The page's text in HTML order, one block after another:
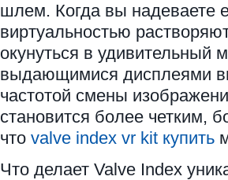
шлем. Когда вы надеваете
виртуальностью
окунуться в удивительный
выдающимися дисплеями
частотой смены
становится более четким,
что valve index vr kit купить
Что делает Valve Index